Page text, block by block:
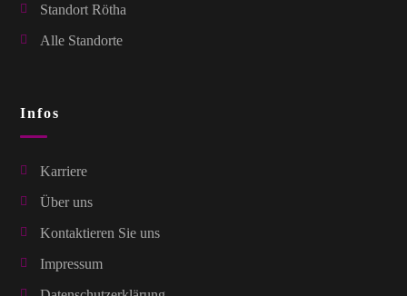
Standort Rötha
Alle Standorte
Infos
Karriere
Über uns
Kontaktieren Sie uns
Impressum